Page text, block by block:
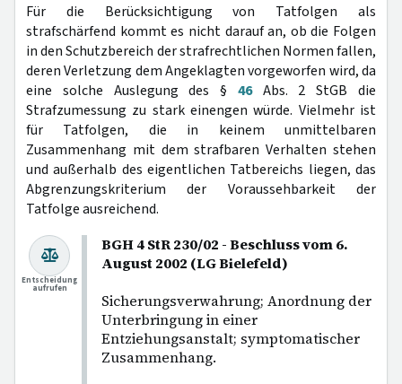
Für die Berücksichtigung von Tatfolgen als
strafschärfend kommt es nicht darauf an, ob die Folgen
in den Schutzbereich der strafrechtlichen Normen fallen,
deren Verletzung dem Angeklagten vorgeworfen wird, da
eine solche Auslegung des § 46Abs. 2 StGB die
Strafzumessung zu stark einengen würde. Vielmehr ist
für Tatfolgen, die in keinem unmittelbaren
Zusammenhang mit dem strafbaren Verhalten stehen
und außerhalb des eigentlichen Tatbereichs liegen, das
Abgrenzungskriterium der Voraussehbarkeit der
Tatfolge ausreichend.
BGH 4 StR 230/02 - Beschluss vom 6.
August 2002 (LG Bielefeld)
Sicherungsverwahrung; Anordnung der
Unterbringung in einer
Entziehungsanstalt; symptomatischer
Zusammenhang.
Entscheidung
aufrufen